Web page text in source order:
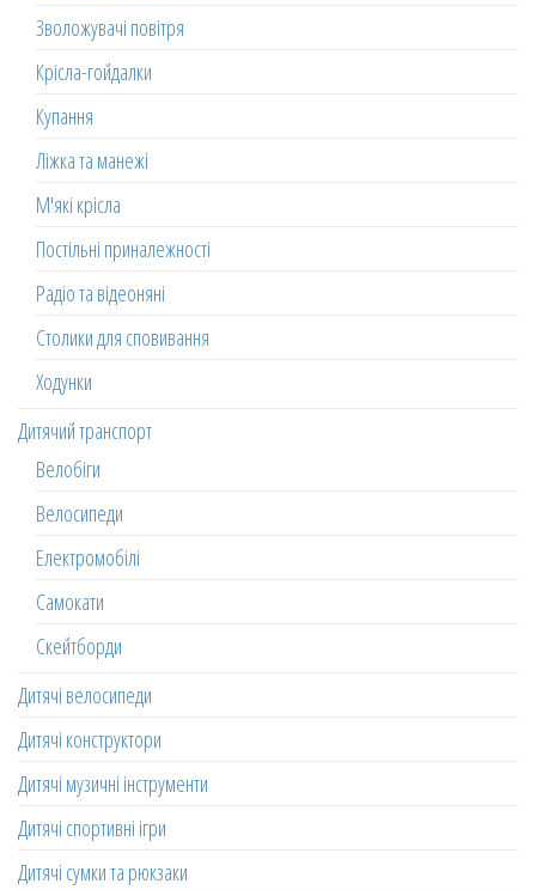
Зволожувачі повітря
Крісла-гойдалки
Купання
Ліжка та манежі
М'які крісла
Постільні приналежності
Радіо та відеоняні
Столики для сповивання
Ходунки
Дитячий транспорт
Велобіги
Велосипеди
Електромобілі
Самокати
Скейтборди
Дитячі велосипеди
Дитячі конструктори
Дитячі музичні інструменти
Дитячі спортивні ігри
Дитячі сумки та рюкзаки